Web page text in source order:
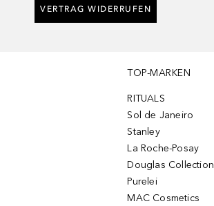
VERTRAG WIDERRUFEN
TOP-MARKEN
RITUALS
Sol de Janeiro
Stanley
La Roche-Posay
Douglas Collection
Purelei
MAC Cosmetics